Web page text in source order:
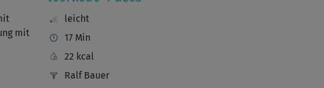
mit
leicht
17 Min
22 kcal
Ralf Bauer